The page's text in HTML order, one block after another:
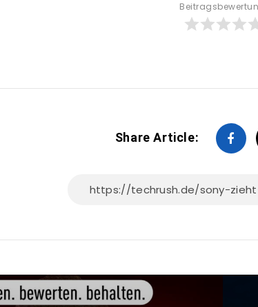
Share Article: